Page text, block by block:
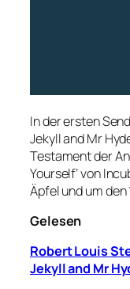
In der ersten
Jekyll and Mr
Testament der
Yourself‘ von
Äpfel und um
Gelesen
Robert Louis
Jekyll and Mr